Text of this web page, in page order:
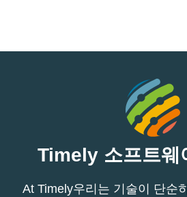
Timely 소프트웨
At Timely우리는 기술이 단순